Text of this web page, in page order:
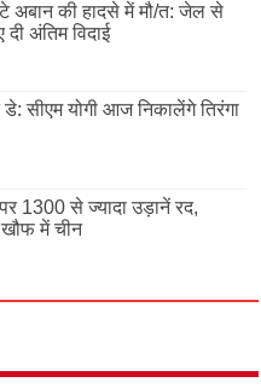
अबान की हादसे में मौ/त: जेल से
अंतिम विदाई
सीएम योगी आज निकालेंगे तिरंगा
1300 से ज्यादा उड़ानें रद,
में चीन